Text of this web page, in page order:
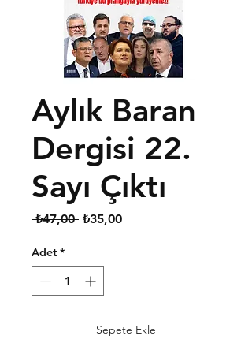
Aylık Baran
Dergisi 22.
Sayı Çıktı
₺47,00 Normal
₺35,00İndirimli
Adet *
Sepete Ekle